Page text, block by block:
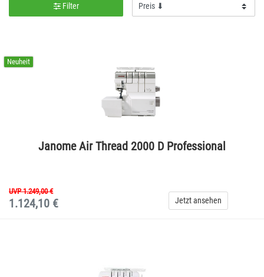
Filter
Neuheit
Janome Air Thread 2000 D Professional
UVP 1.249,00 €
1.124,10 € Jetzt ansehen